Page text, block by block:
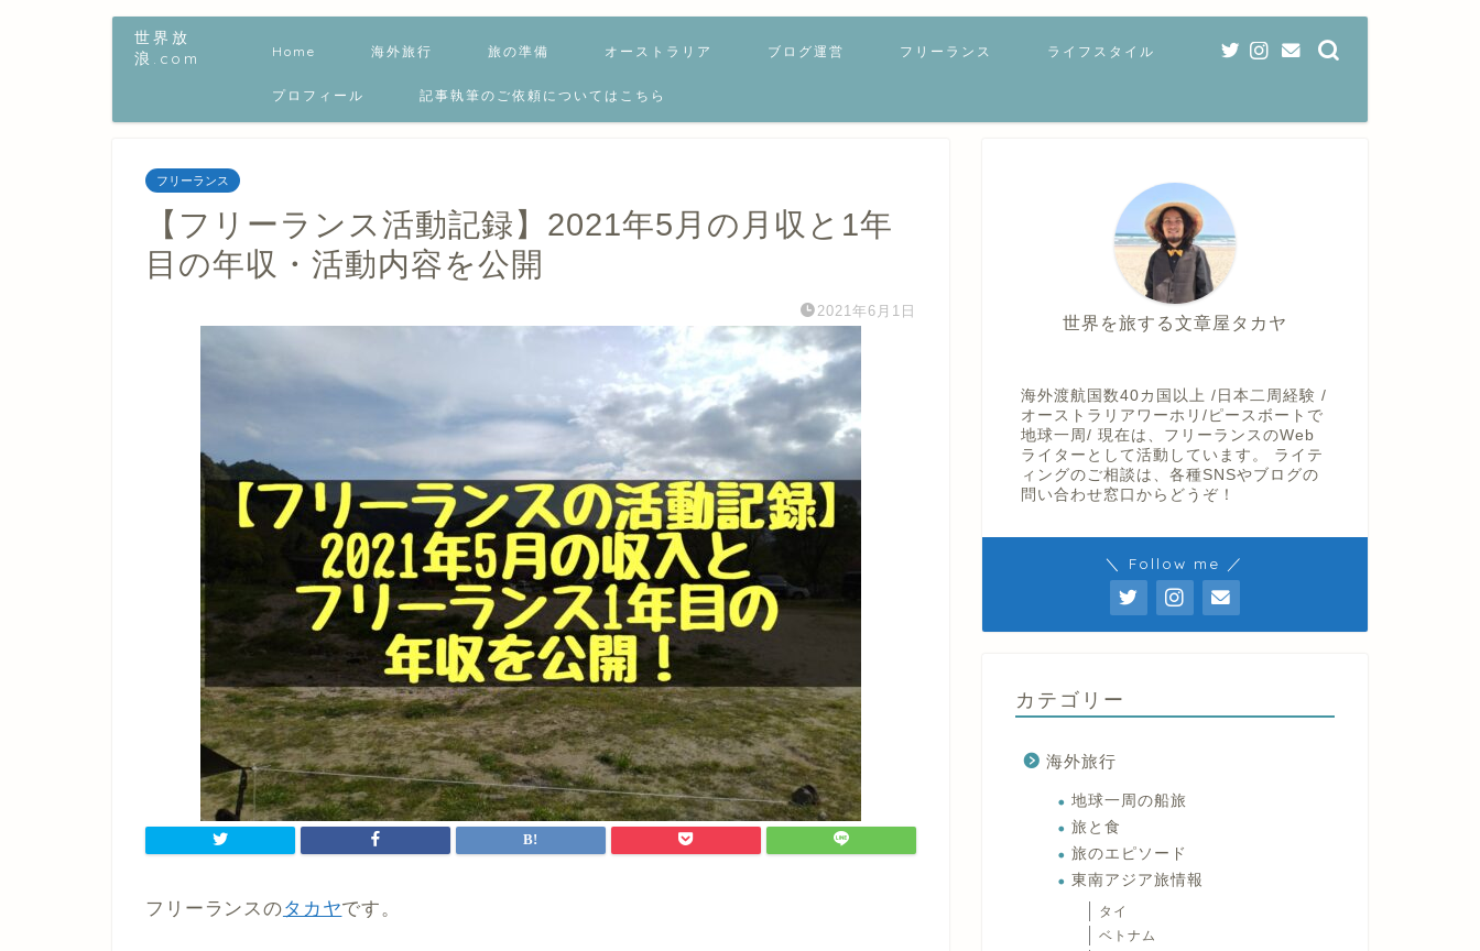
世界放
浪.com
Home 海外旅行 旅の準備 オーストラリア ブログ運営 フリーランス ライフスタイル
プロフィール 記事執筆のご依頼についてはこちら
フリーランス
【フリーランス活動記録】2021年5月の月収と1年
目の年収・活動内容を公開
2021年6月1日
フリーランスのタカヤです。
世界を旅する文章屋タカヤ
海外渡航国数40カ国以上 /日本二周経験 /
オーストラリアワーホリ/ピースボートで
地球一周/ 現在は、フリーランスのWeb
ライターとして活動しています。 ライテ
ィングのご相談は、各種SNSやブログの
問い合わせ窓口からどうぞ！
＼ Follow me ／
カテゴリー
海外旅行
地球一周の船旅
旅と食
旅のエピソード
東南アジア旅情報
タイ
ベトナム